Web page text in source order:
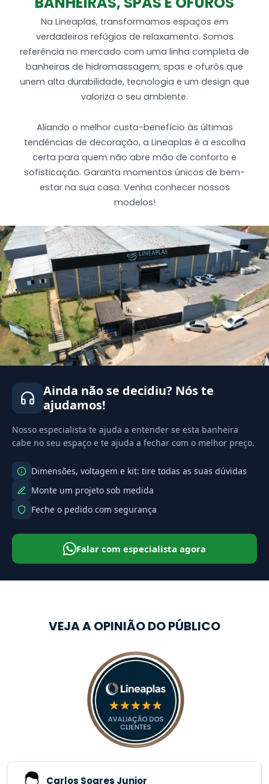
Tubulação de água e ar
1 MotoBomba de 1 cv auto-drenante
Produzida em Gel coat (alto brilho) + Fibra de
vidro (Espessura de 4,5 a 5mm)
Na Lineaplas, transformamos espaços em
verdadeiros refúgios de relaxamento. Somos
referência no mercado com uma linha completa de
banheiras de hidromassagem, spas e ofurôs que
unem alta durabilidade, tecnologia e um design que
valoriza o seu ambiente.
Aliando o melhor custo-benefício às últimas
tendências de decoração, a Lineaplas é a escolha
certa para quem não abre mão de conforto e
sofisticação. Garanta momentos únicos de bem-
estar na sua casa. Venha conhecer nossos
modelos!
Ainda não se decidiu? Nós te
ajudamos!
Nosso especialista te ajuda a entender se esta banheira
cabe no seu espaço e te ajuda a fechar com o melhor preço.
Dimensões, voltagem e kit: tire todas as suas dúvidas
Monte um projeto sob medida
Feche o pedido com segurança
Falar com especialista agora
VEJA A OPINIÃO DO PÚBLICO
Carlos Soares Junior